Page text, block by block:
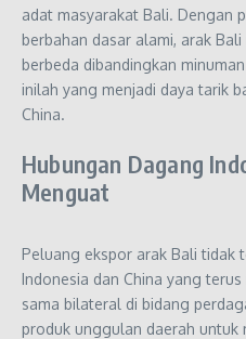
adat masyarakat Bali. Dengan
berbahan dasar alami, arak
berbeda dibandingkan
inilah yang menjadi daya tarik
China.
Hubungan Dagang
Menguat
Peluang ekspor arak Bali tidak
Indonesia dan China yang
sama bilateral di bidang
produk unggulan daerah untuk